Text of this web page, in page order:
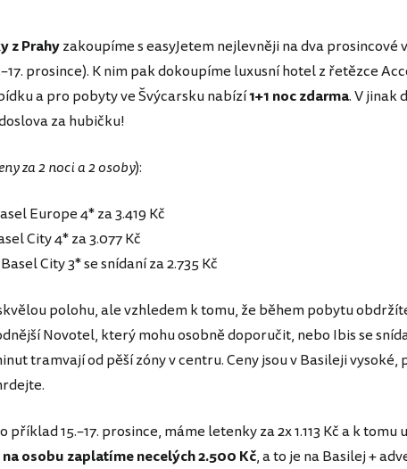
z Prahyzakoupíme s easyJetem nejlevněji na dva prosincové
prosince). K nim pak dokoupíme luxusní hotel z řetězce
a pro pobyty ve Švýcarsku nabízí1+1 noc zdarma. V jinak
za hubičku!
za 2 noci a 2 osoby):
Europe 4* za 3.419 Kč
City 4* za 3.077 Kč
City 3* se snídaní za 2.735 Kč
polohu, ale vzhledem k tomu, že během pobytu
Novotel, který mohu osobně doporučit, nebo Ibis se
tramvají od pěší zóny v centru. Ceny jsou v Basileji vysoké,
15.–17. prosince, máme letenky za 2x 1.113 Kč a k tomu
na osobu zaplatíme necelých 2.500 Kč, a to je na Basilej +